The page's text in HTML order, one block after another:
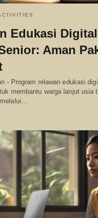
Edukasi
Aman
- Program relawan edukasi
membantu warga lanjut usia